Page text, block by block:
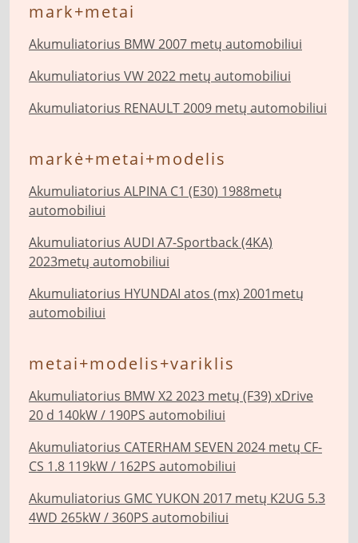
mark+metai
Akumuliatorius BMW 2007 metų automobiliui
Akumuliatorius VW 2022 metų automobiliui
Akumuliatorius RENAULT 2009 metų automobiliui
markė+metai+modelis
Akumuliatorius ALPINA C1 (E30) 1988metų
automobiliui
Akumuliatorius AUDI A7-Sportback (4KA)
2023metų automobiliui
Akumuliatorius HYUNDAI atos (mx) 2001metų
automobiliui
metai+modelis+variklis
Akumuliatorius BMW X2 2023 metų (F39) xDrive
20 d 140kW / 190PS automobiliui
Akumuliatorius CATERHAM SEVEN 2024 metų CF-
CS 1.8 119kW / 162PS automobiliui
Akumuliatorius GMC YUKON 2017 metų K2UG 5.3
4WD 265kW / 360PS automobiliui